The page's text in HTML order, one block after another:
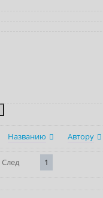
Названию Автору
След 1